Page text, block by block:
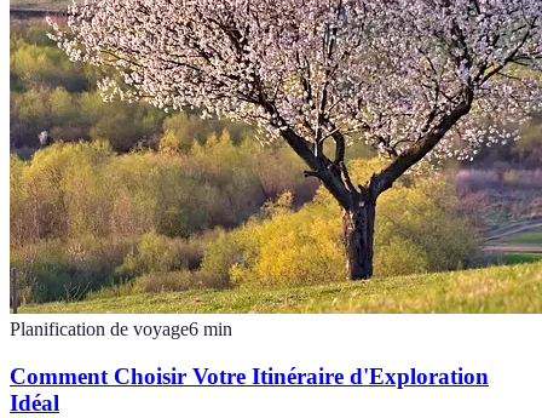
Planification de voyage6 min
Comment Choisir Votre Itinéraire d'Exploration
Idéal